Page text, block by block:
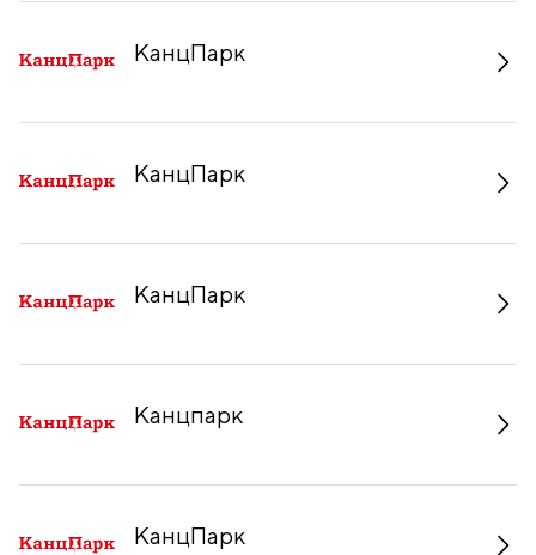
КанцПарк
КанцПарк
КанцПарк
Канцпарк
КанцПарк